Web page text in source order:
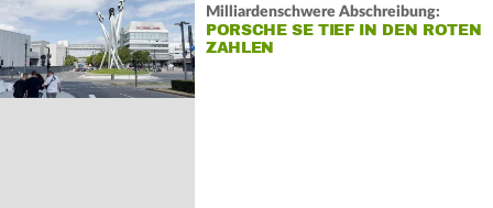
Milliardenschwere Abschreibung:
PORSCHE SE TIEF IN DEN ROTEN
ZAHLEN